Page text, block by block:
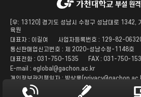
[우: 13120] 경기도 성남시 수정구 성남대로 1342,
육원
대표자 : 이길여
사업자등록번호 : 129-82-
통신판매업신고번호 : 제 2020-성남수정-1148호
대표전화 : 031-750-1535
FAX : 031-750-
E-mail : eglobal@gachon.ac.kr
개인정보관리책임자 : 박상용
ⓒ 2021 Gachon University. All Rights